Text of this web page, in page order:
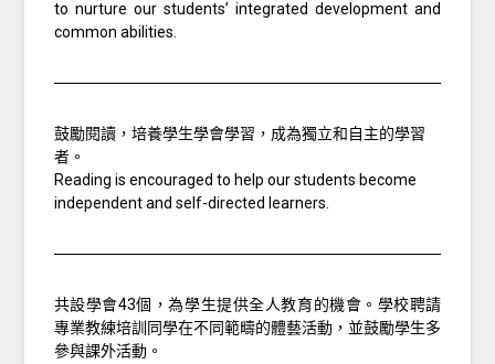
to nurture our students’ integrated development and
common abilities.
鼓勵閱讀，培養學生學會學習，成為獨立和自主的學習
者。
Reading is encouraged to help our students become
independent and self-directed learners.
共設學會43個，為學生提供全人教育的機會。學校聘請
專業教練培訓同學在不同範疇的體藝活動，並鼓勵學生多
參與課外活動。